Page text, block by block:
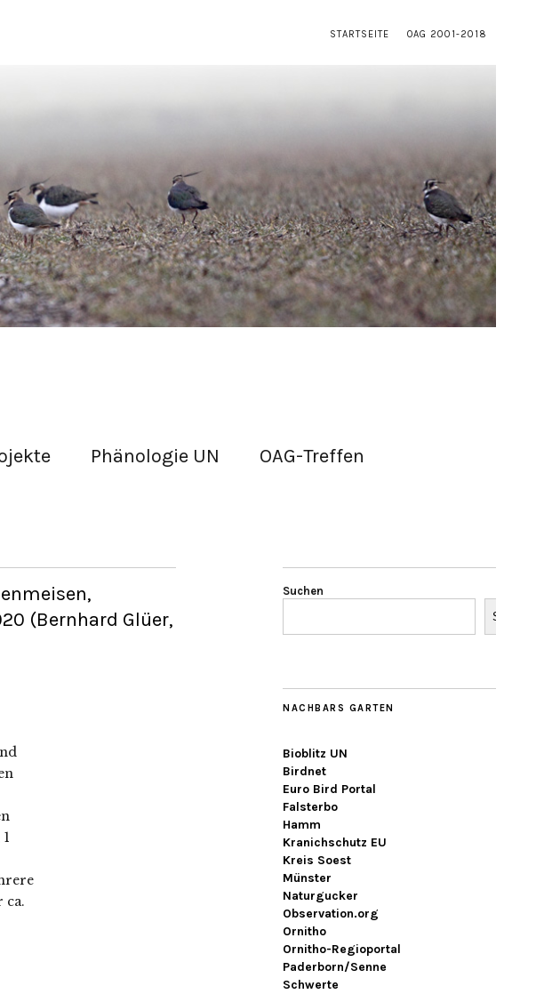
STARTSEITE OAG 2001-2018
Phänologie UN OAG-Treffen
(Bernhard Glüer,
ca.
Suchen
Suchen
NACHBARS GARTEN
Bioblitz UN
Birdnet
Euro Bird Portal
Falsterbo
Hamm
Kranichschutz EU
Kreis Soest
Münster
Naturgucker
Observation.org
Ornitho
Ornitho-Regioportal
Paderborn/Senne
Schwerte